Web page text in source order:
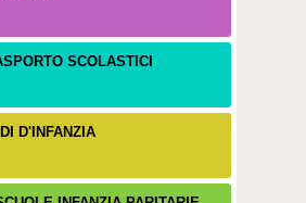
SCOLASTICI
D'INFANZIA